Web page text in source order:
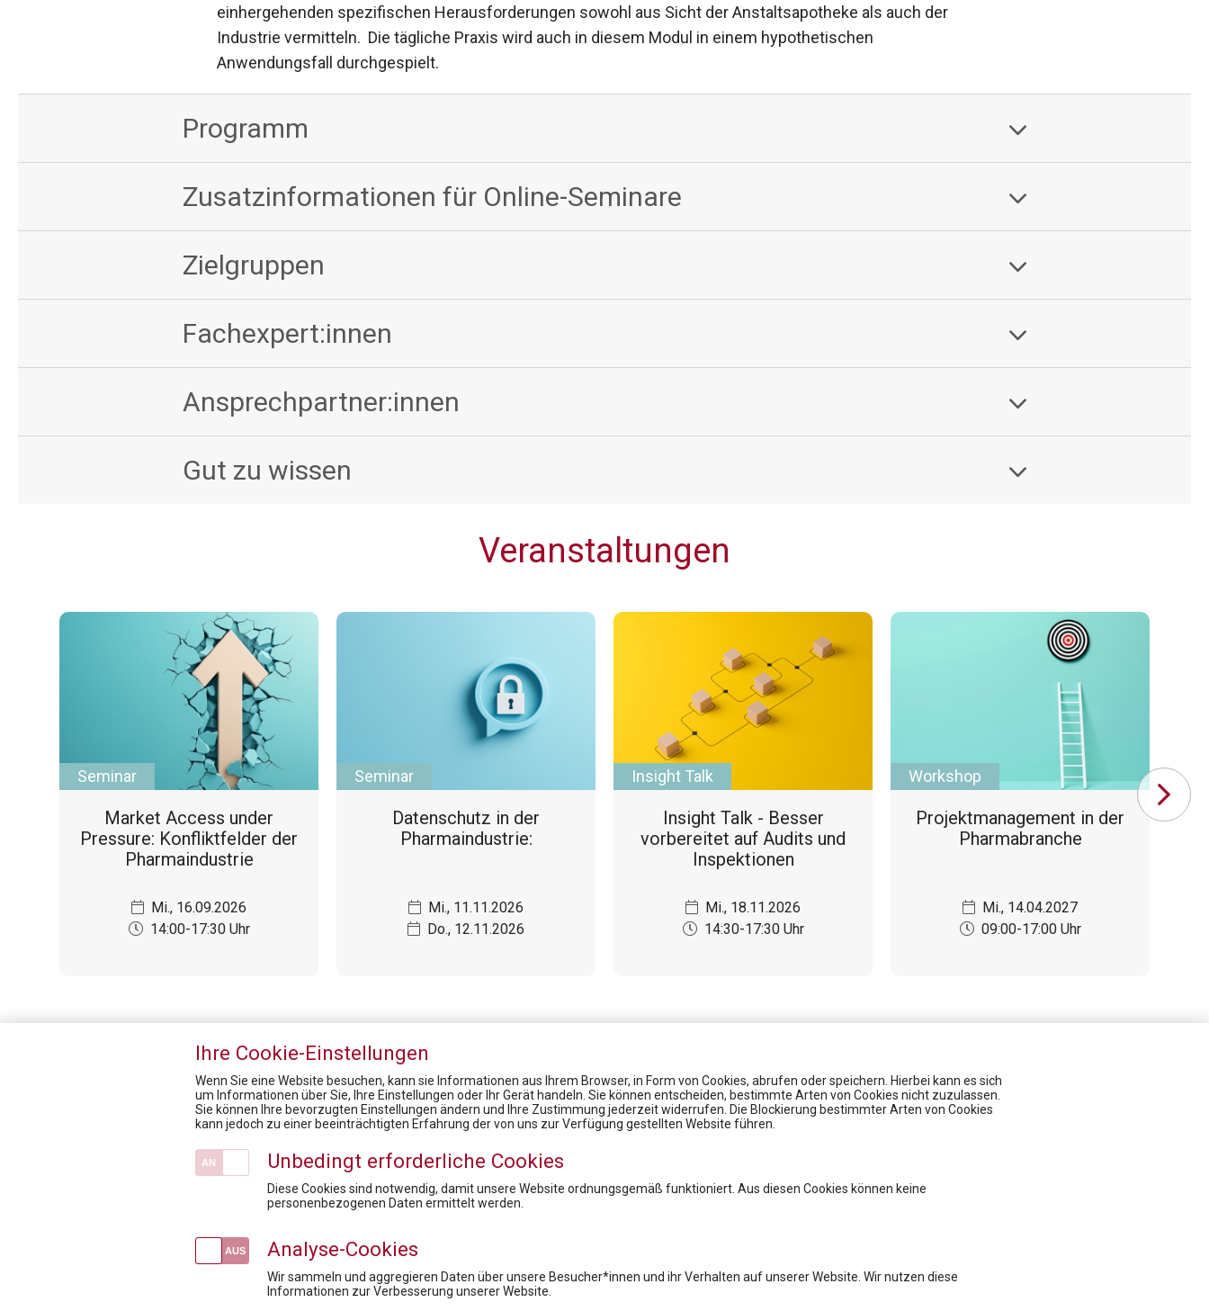
einhergehenden spezifischen Herausforderungen sowohl aus Sicht der Anstaltsapotheke als auch der
Industrie vermitteln. Die tägliche Praxis wird auch in diesem Modul in einem hypothetischen
Anwendungsfall durchgespielt.
Programm
Zusatzinformationen für Online-Seminare
Zielgruppen
Fachexpert:innen
Ansprechpartner:innen
Gut zu wissen
Veranstaltungen
Seminar
Market Access under
Pressure: Konfliktfelder der
Pharmaindustrie
Mi., 16.09.2026
14:00-17:30 Uhr
Seminar
Datenschutz in der
Pharmaindustrie:
Mi., 11.11.2026
Do., 12.11.2026
Insight Talk
Insight Talk - Besser
vorbereitet auf Audits und
Inspektionen
Mi., 18.11.2026
14:30-17:30 Uhr
Workshop
Projektmanagement in der
Pharmabranche
Mi., 14.04.2027
09:00-17:00 Uhr
Pharmig Academy
Inhouse Training
Fördermöglichkeiten für Privatpersonen
News
Prof. Dr. Robin Rumler, Präsident der Pharmig Academy, erhielt das "Große Ehrenzeichen für Verdienste um die Republik Österreich"
Veranstaltungen
Newsletteranmeldung
Ihre Cookie-Einstellungen
Wenn Sie eine Website besuchen, kann sie Informationen aus Ihrem Browser, in Form von Cookies, abrufen oder speichern. Hierbei kann es sich
um Informationen über Sie, Ihre Einstellungen oder Ihr Gerät handeln. Sie können entscheiden, bestimmte Arten von Cookies nicht zuzulassen.
Sie können Ihre bevorzugten Einstellungen ändern und Ihre Zustimmung jederzeit widerrufen. Die Blockierung bestimmter Arten von Cookies
kann jedoch zu einer beeinträchtigten Erfahrung der von uns zur Verfügung gestellten Website führen.
Unbedingt erforderliche Cookies
Diese Cookies sind notwendig, damit unsere Website ordnungsgemäß funktioniert. Aus diesen Cookies können keine
personenbezogenen Daten ermittelt werden.
Analyse-Cookies
Wir sammeln und aggregieren Daten über unsere Besucher*innen und ihr Verhalten auf unserer Website. Wir nutzen diese
Informationen zur Verbesserung unserer Website.